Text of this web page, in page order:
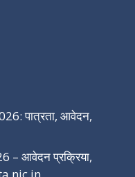
पात्रता, आवेदन,
– आवेदन प्रक्रिया,